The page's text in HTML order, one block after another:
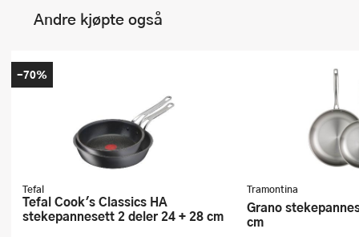
Andre kjøpte også
Tefal
Tefal Cook's Classics HA
stekepannesett 2 deler 24 + 28 cm
-70%
Tramontina
Grano stekepannesett 2 stk 25+30
cm